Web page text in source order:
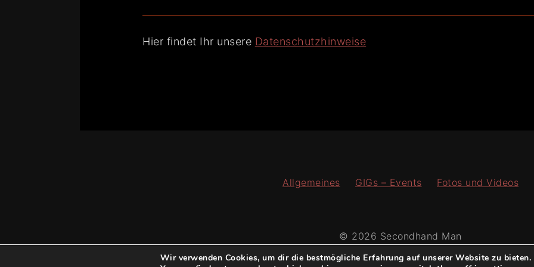
Hier findet Ihr unsere Datenschutzhinweise
Allgemeines GIGs – Events Fotos und Videos
© 2026 Secondhand Man
Wir verwenden Cookies, um dir die bestmögliche Erfahrung auf unserer Website zu bieten.